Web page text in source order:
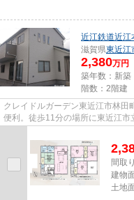
近江鉄道近江
滋賀県東近江
2,380万円
築年数：新築
階数：2階建
クレイドルガーデン東近江市林
便利。徒歩11分の場所に東近江
間取
建物
土地